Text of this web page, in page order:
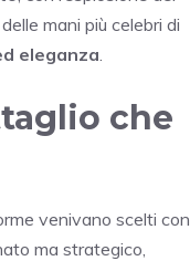
mani più celebri di
eleganza
che
venivano scelti con
ma strategico,